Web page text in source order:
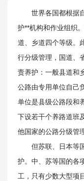
世界各国都根据
护**机构和作业组织
道、乡道四个等级。
行分级管理，国道、
责养护：一般县道和
公路由专用单位自己
单位是县级公路段和
下设若干个养路道班
他国家的公路分级管
但苏联、日本等
护。中、苏等国的各
工，只有少数大型项